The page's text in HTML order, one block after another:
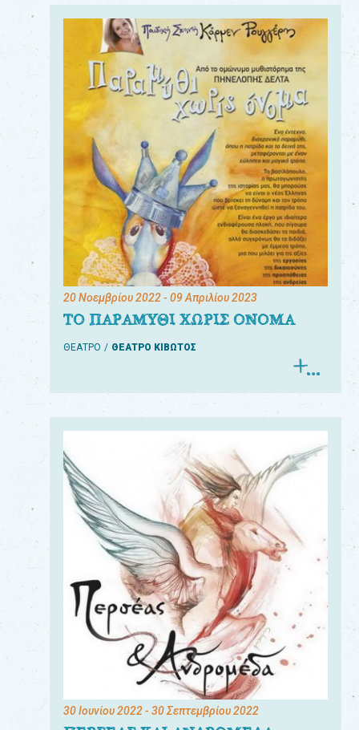
20 Νοεμβρίου 2022- 09 Απριλίου 2023
ΤΟ ΠΑΡΑΜΥΘΙ ΧΩΡΙΣ ΟΝΟΜΑ
ΘΕΑΤΡΟ ΘΕΑΤΡΟ ΚΙΒΩΤΟΣ
30 Ιουνίου 2022- 30 Σεπτεμβρίου 2022